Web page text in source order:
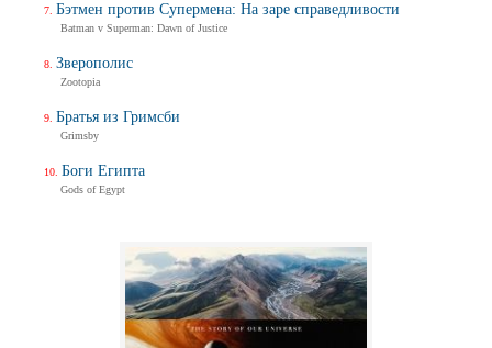
Бэтмен против Супермена: На заре справедливости
Batman v Superman: Dawn of Justice
Зверополис
Zootopia
Братья из Гримсби
Grimsby
Боги Египта
Gods of Egypt